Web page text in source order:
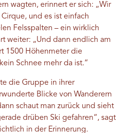
wagten, erinnert er sich: „Wir
und es ist einfach
Felsspalten – ein wirklich
weiter: „Und dann endlich am
1500 Höhenmeter die
Schnee mehr da ist.“
die Gruppe in ihrer
Blicke von Wanderern
schaut man zurück und sieht
drüben Ski gefahren“, sagt
in der Erinnerung.